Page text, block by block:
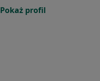
Pokaż profil